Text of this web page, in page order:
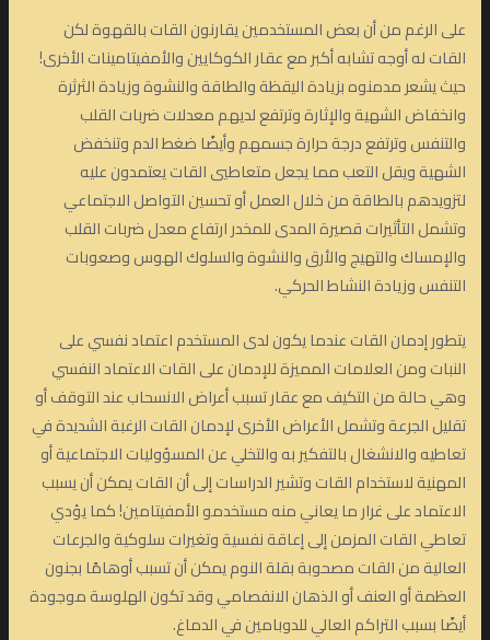
على الرغم من أن بعض المستخدمين يقارنون القات بالقهوة لكن
القات له أوجه تشابه أكبر مع عقار الكوكايين والأمفيتامينات الأخرى!
حيث يشعر مدمنوه بزيادة اليقظة والطاقة والنشوة وزيادة الثرثرة
وانخفاض الشهية والإثارة وترتفع لديهم معدلات ضربات القلب
والتنفس وترتفع درجة حرارة جسمهم وأيضًا ضغط الدم وتنخفض
الشهية ويقل التعب مما يجعل متعاطيي القات يعتمدون عليه
لتزويدهم بالطاقة من خلال العمل أو تحسين التواصل الاجتماعي
وتشمل التأثيرات قصيرة المدى للمخدر ارتفاع معدل ضربات القلب
والإمساك والتهيج والأرق والنشوة والسلوك الهوس وصعوبات
التنفس وزيادة النشاط الحركي.
يتطور إدمان القات عندما يكون لدى المستخدم اعتماد نفسي على
النبات ومن العلامات المميزة للإدمان على القات الاعتماد النفسي
وهي حالة من التكيف مع عقار تسبب أعراض الانسحاب عند التوقف أو
تقليل الجرعة وتشمل الأعراض الأخرى لإدمان القات الرغبة الشديدة في
تعاطيه والانشغال بالتفكير به والتخلي عن المسؤوليات الاجتماعية أو
المهنية لاستخدام القات وتشير الدراسات إلى أن القات يمكن أن يسبب
الاعتماد على غرار ما يعاني منه مستخدمو الأمفيتامين! كما يؤدي
تعاطي القات المزمن إلى إعاقة نفسية وتغيرات سلوكية والجرعات
العالية من القات مصحوبة بقلة النوم يمكن أن تسبب أوهامًا بجنون
العظمة أو العنف أو الذهان الانفصامي وقد تكون الهلوسة موجودة
أيضًا بسبب التراكم العالي للدوبامين في الدماغ.